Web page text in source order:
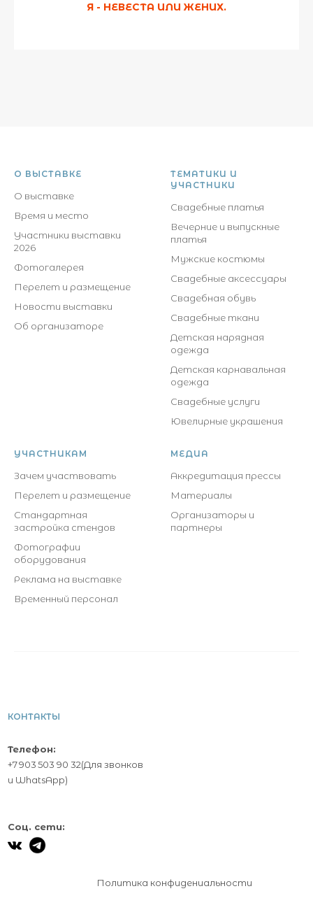
Я - НЕВЕСТА ИЛИ ЖЕНИХ.
О ВЫСТАВКЕ
О выставке
Время и место
Участники выставки
2026
Фотогалерея
Перелет и размещение
Новости выставки
Об организаторе
ТЕМАТИКИ И
УЧАСТНИКИ
Свадебные платья
Вечерние и выпускные
платья
Мужские костюмы
Свадебные аксессуары
Свадебная обувь
Свадебные ткани
Детская нарядная
одежда
Детская карнавальная
одежда
Свадебные услуги
Ювелирные украшения
УЧАСТНИКАМ
Зачем участвовать
Перелет и размещение
Стандартная
застройка стендов
Фотографии
оборудования
Реклама на выставке
Временный персонал
МЕДИА
Аккредитация прессы
Материалы
Организаторы и
партнеры
КОНТАКТЫ
Телефон:
+7 903 503 90 32(Для звонков
и WhatsApp)
Соц. сети:
Политика конфидениальности